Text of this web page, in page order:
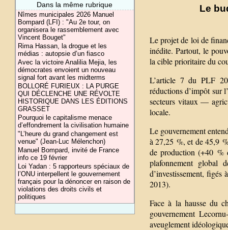
Dans la même rubrique
Nîmes municipales 2026 Manuel
Bompard (LFI) : "Au 2e tour, on
organisera le rassemblement avec
Vincent Bouget"
Rima Hassan, la drogue et les
médias : autopsie d’un fiasco
Avec la victoire Analilia Mejia, les
démocrates envoient un nouveau
signal fort avant les midterms
BOLLORÉ FURIEUX : LA PURGE
QUI DÉCLENCHE UNE RÉVOLTE
HISTORIQUE DANS LES ÉDITIONS
GRASSET
Pourquoi le capitalisme menace
d’effondrement la civilisation humaine
"L’heure du grand changement est
venue" (Jean-Luc Mélenchon)
Manuel Bompard, invité de France
info ce 19 février
Loi Yadan : 5 rapporteurs spéciaux de
l’ONU interpellent le gouvernement
français pour la dénoncer en raison de
violations des droits civils et
politiques
Le
Le projet de loi de
inédite. Partout, le
la cible prioritaire du
L’article 7 du PLF
réductions d’impôt sur
secteurs vitaux —
locale.
Le gouvernement
à 27,25 %, et de 45,9
de production (+40 %
plafonnement global
d’investissement,
2013).
Face à la hausse du
gouvernement
aveuglement